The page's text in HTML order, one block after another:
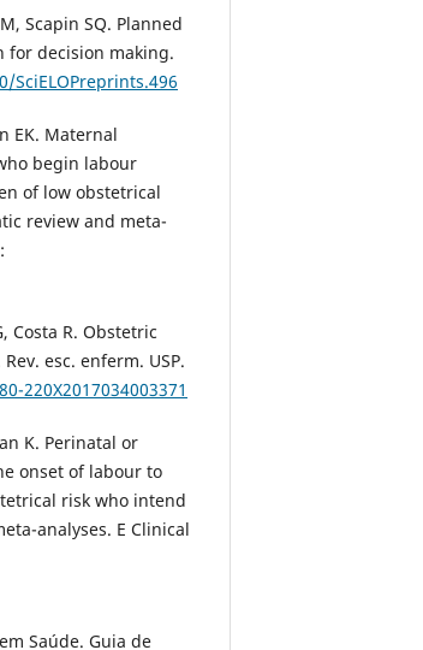
Scapin SQ. Planned
for decision making.
EK. Maternal
begin labour
of low obstetrical
review and meta-
Costa R. Obstetric
esc. enferm. USP.
220X2017034003371
K. Perinatal or
onset of labour to
risk who intend
analyses. E Clinical
Saúde. Guia de